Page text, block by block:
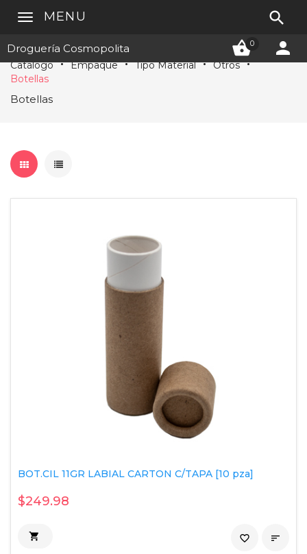
Droguería Cosmopolita 0 
MENU 
Catálogo Empaque Tipo Material
Otros
Botellas
Botellas
BOT.CIL 11GR LABIAL CARTON C/TAPA [10 pza]
$249.98
 
favorite_border